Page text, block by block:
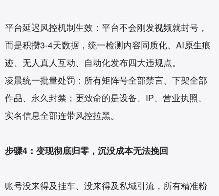
平台延迟风控机制生效：平台不会刚发视频就封号，
而是积攒3-4天数据，统一检测内容同质化、AI原生痕
迹、无人真人互动、自动化发布四大违规点。
凌晨统一批量处罚：所有矩阵号全部禁言、下架全部
作品、永久封禁；更致命的是设备、IP、营业执照、
实名信息全部连带风控拉黑。
步骤4：变现彻底归零，沉没成本无法挽回
账号没来得及挂车、没来得及私域引流，所有精准粉